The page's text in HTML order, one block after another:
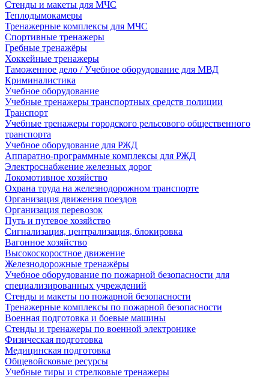
Стенды и макеты для МЧС
Теплодымокамеры
Тренажерные комплексы для МЧС
Спортивные тренажеры
Гребные тренажёры
Хоккейные тренажеры
Таможенное дело / Учебное оборудование для МВД
Криминалистика
Учебное оборудование
Учебные тренажеры транспортных средств полиции
Транспорт
Учебные тренажеры городского рельсового общественного
транспорта
Учебное оборудование для РЖД
Аппаратно-программные комплексы для РЖД
Электроснабжение железных дорог
Локомотивное хозяйство
Охрана труда на железнодорожном транспорте
Организация движения поездов
Организация перевозок
Путь и путевое хозяйство
Сигнализация, централизация, блокировка
Вагонное хозяйство
Высокоскоростное движение
Железнодорожные тренажёры
Учебное оборудование по пожарной безопасности для
специализированных учреждений
Стенды и макеты по пожарной безопасности
Тренажерные комплексы по пожарной безопасности
Военная подготовка и боевые машины
Стенды и тренажеры по военной электронике
Физическая подготовка
Медицинская подготовка
Общевойсковые ресурсы
Учебные тиры и стрелковые тренажеры